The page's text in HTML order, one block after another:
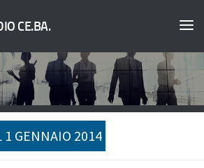
CE.BA.
1 GENNAIO 2014